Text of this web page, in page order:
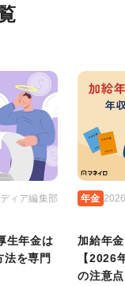
ィア編集部
生年金は
法を専門
年金
加給年
【2026
の注意点